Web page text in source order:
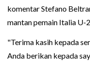
komentar Stefano
mantan pemain Italia U-
"Terima kasih kepada
Anda berikan kepada